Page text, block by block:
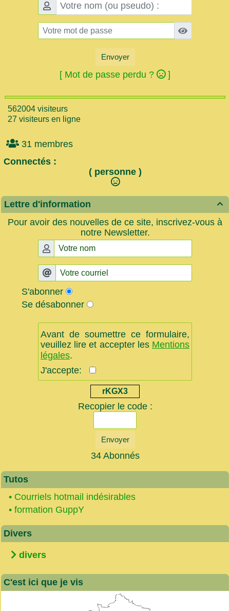
Envoyer
[ Mot de passe perdu ? ]
562004 visiteurs
27 visiteurs en ligne
31 membres
Connectés :
( personne )

Lettre d'information
Pour avoir des nouvelles de ce site, inscrivez-vous à
notre Newsletter.
S'abonner
Se désabonner
Avant de soumettre ce formulaire,
veuillez lire et accepter les Mentions
légales.
J'accepte:
rKGX3
Recopier le code :
Envoyer
34 Abonnés
Tutos
• Courriels hotmail indésirables
• formation GuppY
Divers
divers
C'est ici que je vis